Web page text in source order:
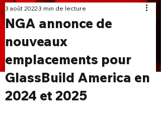
INDUSTRIE
NOUVELLES
Dernières nouvelles dans l'industrie des
portes et fenêtres au Canada
NGA annonce de
nouveaux
emplacements pour
GlassBuild America en
2024 et 2025
3 août 20223 min de lecture